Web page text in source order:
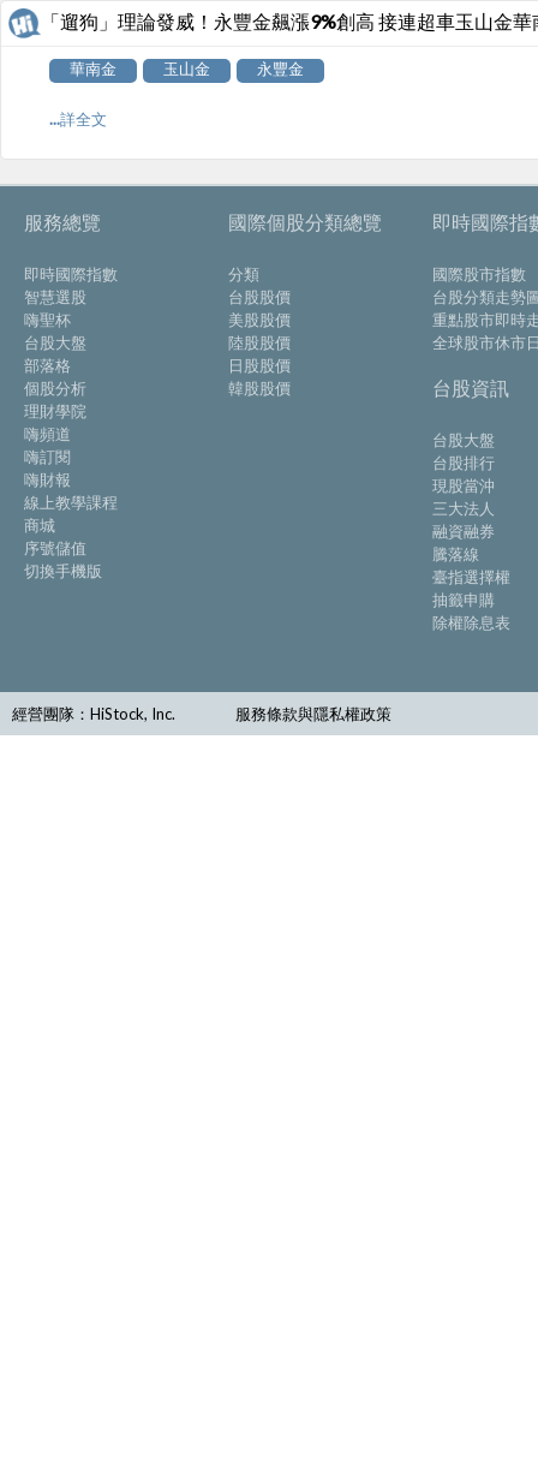
「遛狗」理論發威！永豐金飆漲9%創高 接連超車玉山金華
華南金 玉山金 永豐金
...詳全文
服務總覽
即時國際指數
智慧選股
嗨聖杯
台股大盤
部落格
個股分析
理財學院
嗨頻道
嗨訂閱
嗨財報
線上教學課程
商城
序號儲值
切換手機版
國際個股分類總覽
分類
台股股價
美股股價
陸股股價
日股股價
韓股股價
即時國際指
國際股市指數
台股分類走勢
重點股市即時
全球股市休市
台股資訊
台股大盤
台股排行
現股當沖
三大法人
融資融券
騰落線
臺指選擇權
抽籤申購
除權除息表
經營團隊：HiStock, Inc. 服務條款與隱私權政策